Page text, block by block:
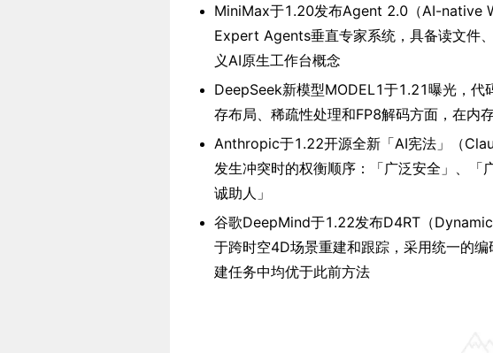
MiniMax于1.20发布Agent 2.0（AI-native
Expert Agents垂直专家系统，具备读文件
义AI原生工作台概念
DeepSeek新模型MODEL1于1.21曝光，代
存布局、稀疏性处理和FP8解码方面，在内
Anthropic于1.22开源全新「AI宪法」（
发生冲突时的权衡顺序：「广泛安全」、
诚助人」
谷歌DeepMind于1.22发布D4RT（
于跨时空4D场景重建和跟踪，采用统一的
建任务中均优于此前方法